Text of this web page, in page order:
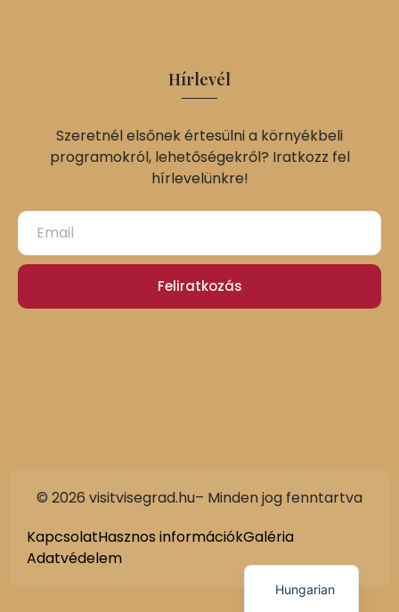
Hírlevél
Szeretnél elsőnek értesülni a környékbeli
programokról, lehetőségekről? Iratkozz fel
hírlevelünkre!
Feliratkozás
© 2026 visitvisegrad.hu– Minden jog fenntartva
KapcsolatHasznos információkGaléria
Adatvédelem
Hungarian
German
Slovak